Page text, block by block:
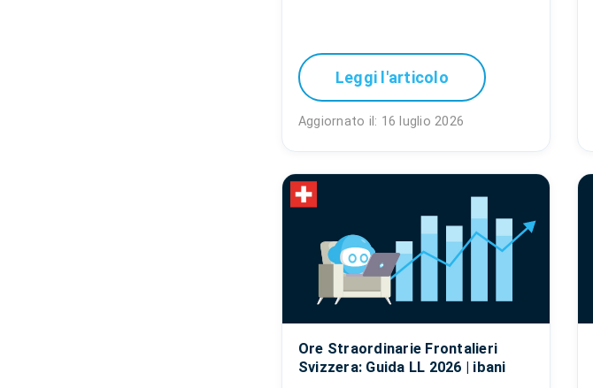
Leggi l'articolo
Aggiornato il: 16 luglio 2026
Ore Straordinarie Frontalieri
Svizzera: Guida LL 2026 | ibani